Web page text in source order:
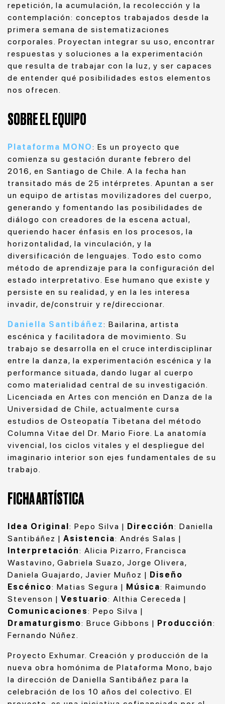
repetición, la acumulación, la recolección y la
contemplación: conceptos trabajados desde la
primera semana de sistematizaciones
corporales. Proyectan integrar su uso, encontrar
respuestas y soluciones a la experimentación
que resulta de trabajar con la luz, y ser capaces
de entender qué posibilidades estos elementos
nos ofrecen.
SOBRE EL EQUIPO
Plataforma MONO: Es un proyecto que
comienza su gestación durante febrero del
2016, en Santiago de Chile. A la fecha han
transitado más de 25 intérpretes. Apuntan a ser
un equipo de artistas movilizadores del cuerpo,
generando y fomentando las posibilidades de
diálogo con creadores de la escena actual,
queriendo hacer énfasis en los procesos, la
horizontalidad, la vinculación, y la
diversificación de lenguajes. Todo esto como
método de aprendizaje para la configuración del
estado interpretativo. Ese humano que existe y
persiste en su realidad, y en la les interesa
invadir, de/construir y re/direccionar.
Daniella Santibáñez: Bailarina, artista
escénica y facilitadora de movimiento. Su
trabajo se desarrolla en el cruce interdisciplinar
entre la danza, la experimentación escénica y la
performance situada, dando lugar al cuerpo
como materialidad central de su investigación.
Licenciada en Artes con mención en Danza de la
Universidad de Chile, actualmente cursa
estudios de Osteopatía Tibetana del método
Columna Vitae del Dr. Mario Fiore. La anatomía
vivencial, los ciclos vitales y el despliegue del
imaginario interior son ejes fundamentales de su
trabajo.
FICHA ARTÍSTICA
Idea Original : Pepo Silva | Dirección: Daniella
Santibáñez | Asistencia: Andrés Salas |
Interpretación: Alicia Pizarro, Francisca
Wastavino, Gabriela Suazo, Jorge Olivera,
Daniela Guajardo, Javier Muñoz | Diseño
Escénico: Matias Segura | Música: Raimundo
Stevenson | Vestuario: Althia Cereceda |
Comunicaciones: Pepo Silva |
Dramaturgismo: Bruce Gibbons | Producción:
Fernando Núñez.
Proyecto Exhumar. Creación y producción de la
nueva obra homónima de Plataforma Mono, bajo
la dirección de Daniella Santibáñez para la
celebración de los 10 años del colectivo. El